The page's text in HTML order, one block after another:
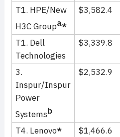
T1. HPE/New
H3C Groupa*
$3,582.4
T1. Dell
Technologies
$3,339.8
3.
Inspur/Inspur
Power
Systemsb
$2,532.9
T4. Lenovo* $1,466.6